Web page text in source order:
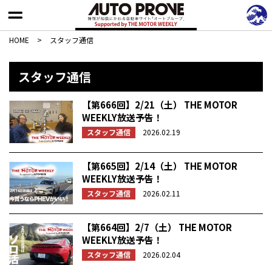
HOME > スタッフ通信
スタッフ通信
【第666回】2/21（土） THE MOTOR
WEEKLY放送予告！
スタッフ通信 2026.02.19
【第665回】2/14（土） THE MOTOR
WEEKLY放送予告！
スタッフ通信 2026.02.11
【第664回】2/7（土） THE MOTOR
WEEKLY放送予告！
スタッフ通信 2026.02.04